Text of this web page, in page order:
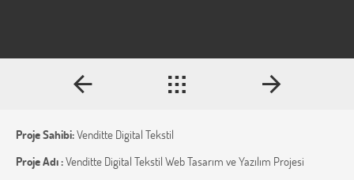
Proje Sahibi:Venditte Digital Tekstil
Proje Adı :Venditte Digital Tekstil Web Tasarım ve Yazılım Projesi